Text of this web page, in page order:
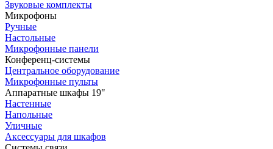
Звуковые комплекты
Микрофоны
Ручные
Настольные
Микрофонные панели
Конференц-системы
Центральное оборудование
Микрофонные пульты
Аппаратные шкафы 19"
Настенные
Напольные
Уличные
Аксессуары для шкафов